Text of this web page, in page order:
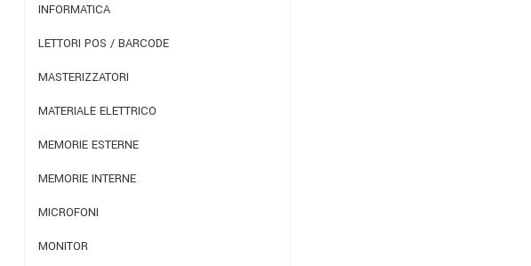
INFORMATICA
LETTORI POS / BARCODE
MASTERIZZATORI
MATERIALE ELETTRICO
MEMORIE ESTERNE
MEMORIE INTERNE
MICROFONI
MONITOR